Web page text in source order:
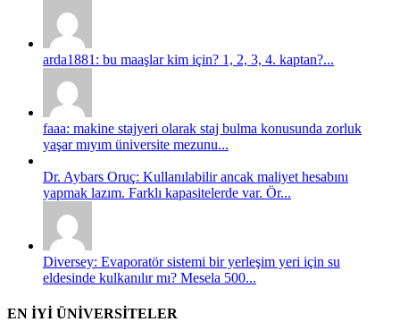
arda1881: bu maaşlar kim için? 1, 2, 3, 4. kaptan?...
faaa: makine stajyeri olarak staj bulma konusunda zorluk
yaşar mıyım üniversite mezunu...
Dr. Aybars Oruç: Kullanılabilir ancak maliyet hesabını
yapmak lazım. Farklı kapasitelerde var. Ör...
Diversey: Evaporatör sistemi bir yerleşim yeri için su
eldesinde kulkanılır mı? Mesela 500...
EN İYİ ÜNİVERSİTELER